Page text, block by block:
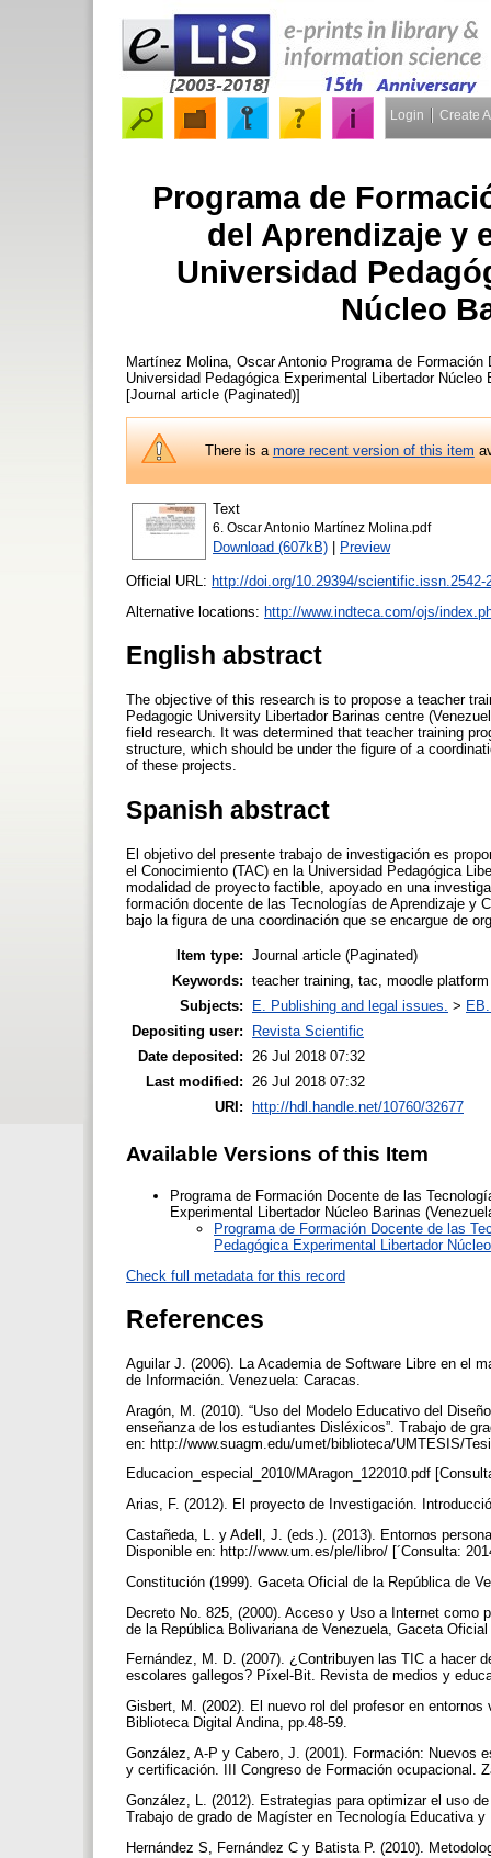
Login Create
Programa de
del Aprendizaje y
Universidad
Núcleo
Martínez Molina, Oscar Antonio Programa de
Universidad Pedagógica Experimental Libertador
[Journal article (Paginated)]
There is amore recent version of this item
Text
6. Oscar Antonio Martínez Molina.pdf
Download (607kB) Preview
Official URL: http://doi.org/10.29394/scientific.issn.2542-
Alternative locations: http://www.indteca.com/ojs/
English abstract
The objective of this research is to propose a teacher
Pedagogic University Libertador Barinas centre
field research. It was determined that teacher training
structure, which should be under the figure of a
of these projects.
Spanish abstract
El objetivo del presente trabajo de investigación es
el Conocimiento (TAC) en la Universidad Pedagógica
modalidad de proyecto factible, apoyado en una
formación docente de las Tecnologías de Aprendizaje y
bajo la figura de una coordinación que se encargue de
Item type: Journal article (Paginated)
Keywords: teacher training, tac, moodle platform
Subjects:
E. Publishing and legal issues. >
Depositing user:
Revista Scientific
Date deposited: 26 Jul 2018 07:32
Last modified: 26 Jul 2018 07:32
URI:
http://hdl.handle.net/10760/32677
Available Versions of this Item
Programa de Formación Docente de las
Experimental Libertador Núcleo Barinas
Programa de Formación Docente de las
Pedagógica Experimental Libertador
Check full metadata for this record
References
Aguilar J. (2006). La Academia de Software Libre en el
de Información. Venezuela: Caracas.
Aragón, M. (2010). “Uso del Modelo Educativo del
enseñanza de los estudiantes Disléxicos”. Trabajo de
en: http://www.suagm.edu/umet/biblioteca/UMTESIS/
Educacion_especial_2010/MAragon_122010.pdf
Arias, F. (2012). El proyecto de Investigación.
Castañeda, L. y Adell, J. (eds.). (2013). Entornos
Disponible en: http://www.um.es/ple/libro/ [´Consulta:
Constitución (1999). Gaceta Oficial de la República de
Decreto No. 825, (2000). Acceso y Uso a Internet
de la República Bolivariana de Venezuela, Gaceta
Fernández, M. D. (2007). ¿Contribuyen las TIC a hacer
escolares gallegos? Píxel-Bit. Revista de medios y
Gisbert, M. (2002). El nuevo rol del profesor en
Biblioteca Digital Andina, pp.48-59.
González, A-P y Cabero, J. (2001). Formación: Nuevos
y certificación. III Congreso de Formación ocupacional.
González, L. (2012). Estrategias para optimizar el uso
Trabajo de grado de Magíster en Tecnología Educativa
Hernández S, Fernández C y Batista P. (2010).